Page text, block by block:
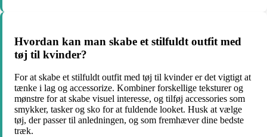
Hvordan kan man skabe et stilfuldt outfit med
tøj til kvinder?
For at skabe et stilfuldt outfit med tøj til kvinder er det vigtigt at
tænke i lag og accessorize. Kombiner forskellige teksturer og
mønstre for at skabe visuel interesse, og tilføj accessories som
smykker, tasker og sko for at fuldende looket. Husk at vælge
tøj, der passer til anledningen, og som fremhæver dine bedste
træk.